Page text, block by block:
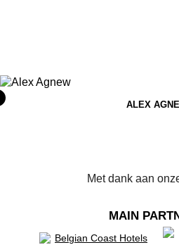
ALEX
Met dank aan
MAIN